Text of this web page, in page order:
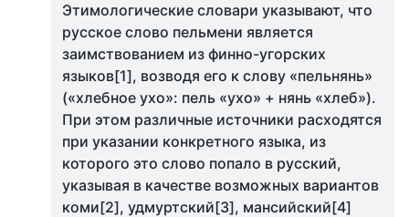
Этимологические словари указывают, что
русское слово пельмени является
заимствованием из финно-угорских
языков[1], возводя его к слову «пельнянь»
(«хлебное ухо»: пель «ухо» + нянь «хлеб»).
При этом различные источники расходятся
при указании конкретного языка, из
которого это слово попало в русский,
указывая в качестве возможных вариантов
коми[2], удмуртский[3], мансийский[4]